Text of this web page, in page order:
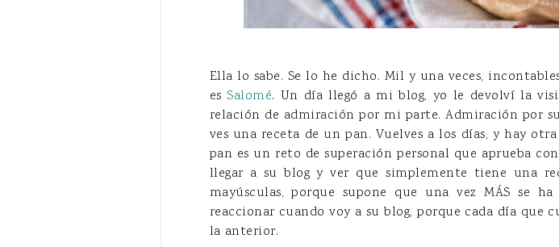
Ella lo sabe. Se lo he dicho. Mil y una veces,
esSalomé. Un día llegó a mi blog, yo le devolví la
relación de admiración por mi parte. Admiración por
ves una receta de un pan. Vuelves a los días, y hay
pan es un reto de superación personal que aprueba
llegar a su blog y ver que simplemente tiene una
mayúsculas, porque supone que una vez MÁS se
reaccionar cuando voy a su blog, porque cada día que
la anterior.